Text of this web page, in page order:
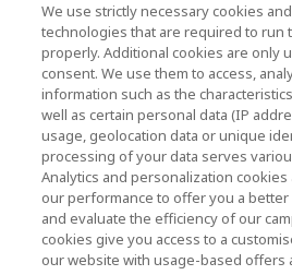
キオクシアホールディングス株
プ・IR情報）
キオクシアホールディング
株主・投資家情報
We use strictly necessary cookies
technologies that are required to run
properly. Additional cookies are only
consent. We use them to access,
information such as the
well as certain personal data (IP
usage, geolocation data or unique
processing of your data serves
Analytics and personalization cookies
our performance to offer you a
and evaluate the efficiency of our
cookies give you access to a
our website with usage-based offers